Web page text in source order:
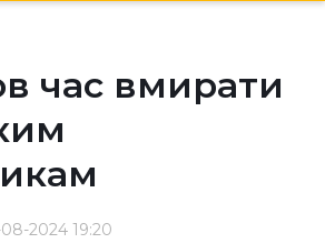
час вмирати
2024 19:20